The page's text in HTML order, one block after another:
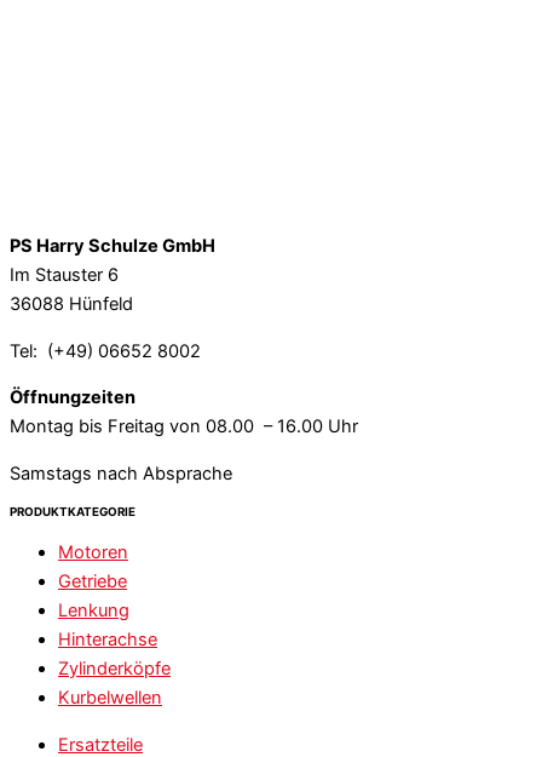
PS Harry Schulze GmbH
Im Stauster 6
36088 Hünfeld
Tel: (+49) 06652 8002
Öffnungzeiten
Montag bis Freitag von 08.00 – 16.00 Uhr
Samstags nach Absprache
PRODUKTKATEGORIE
Motoren
Getriebe
Lenkung
Hinterachse
Zylinderköpfe
Kurbelwellen
Ersatzteile